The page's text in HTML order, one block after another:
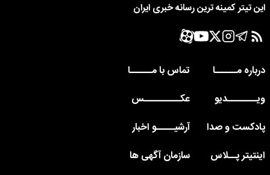
این تیتر کمینه ترین رسانه خبری ایران
درباره مــــــا
تماس با مــــــا
ویــــــــدیو
عکــــــــــس
پادکست و صدا
آرشیـــــو اخبار
اینتیتر پــلاس
سازمان آگهی ها